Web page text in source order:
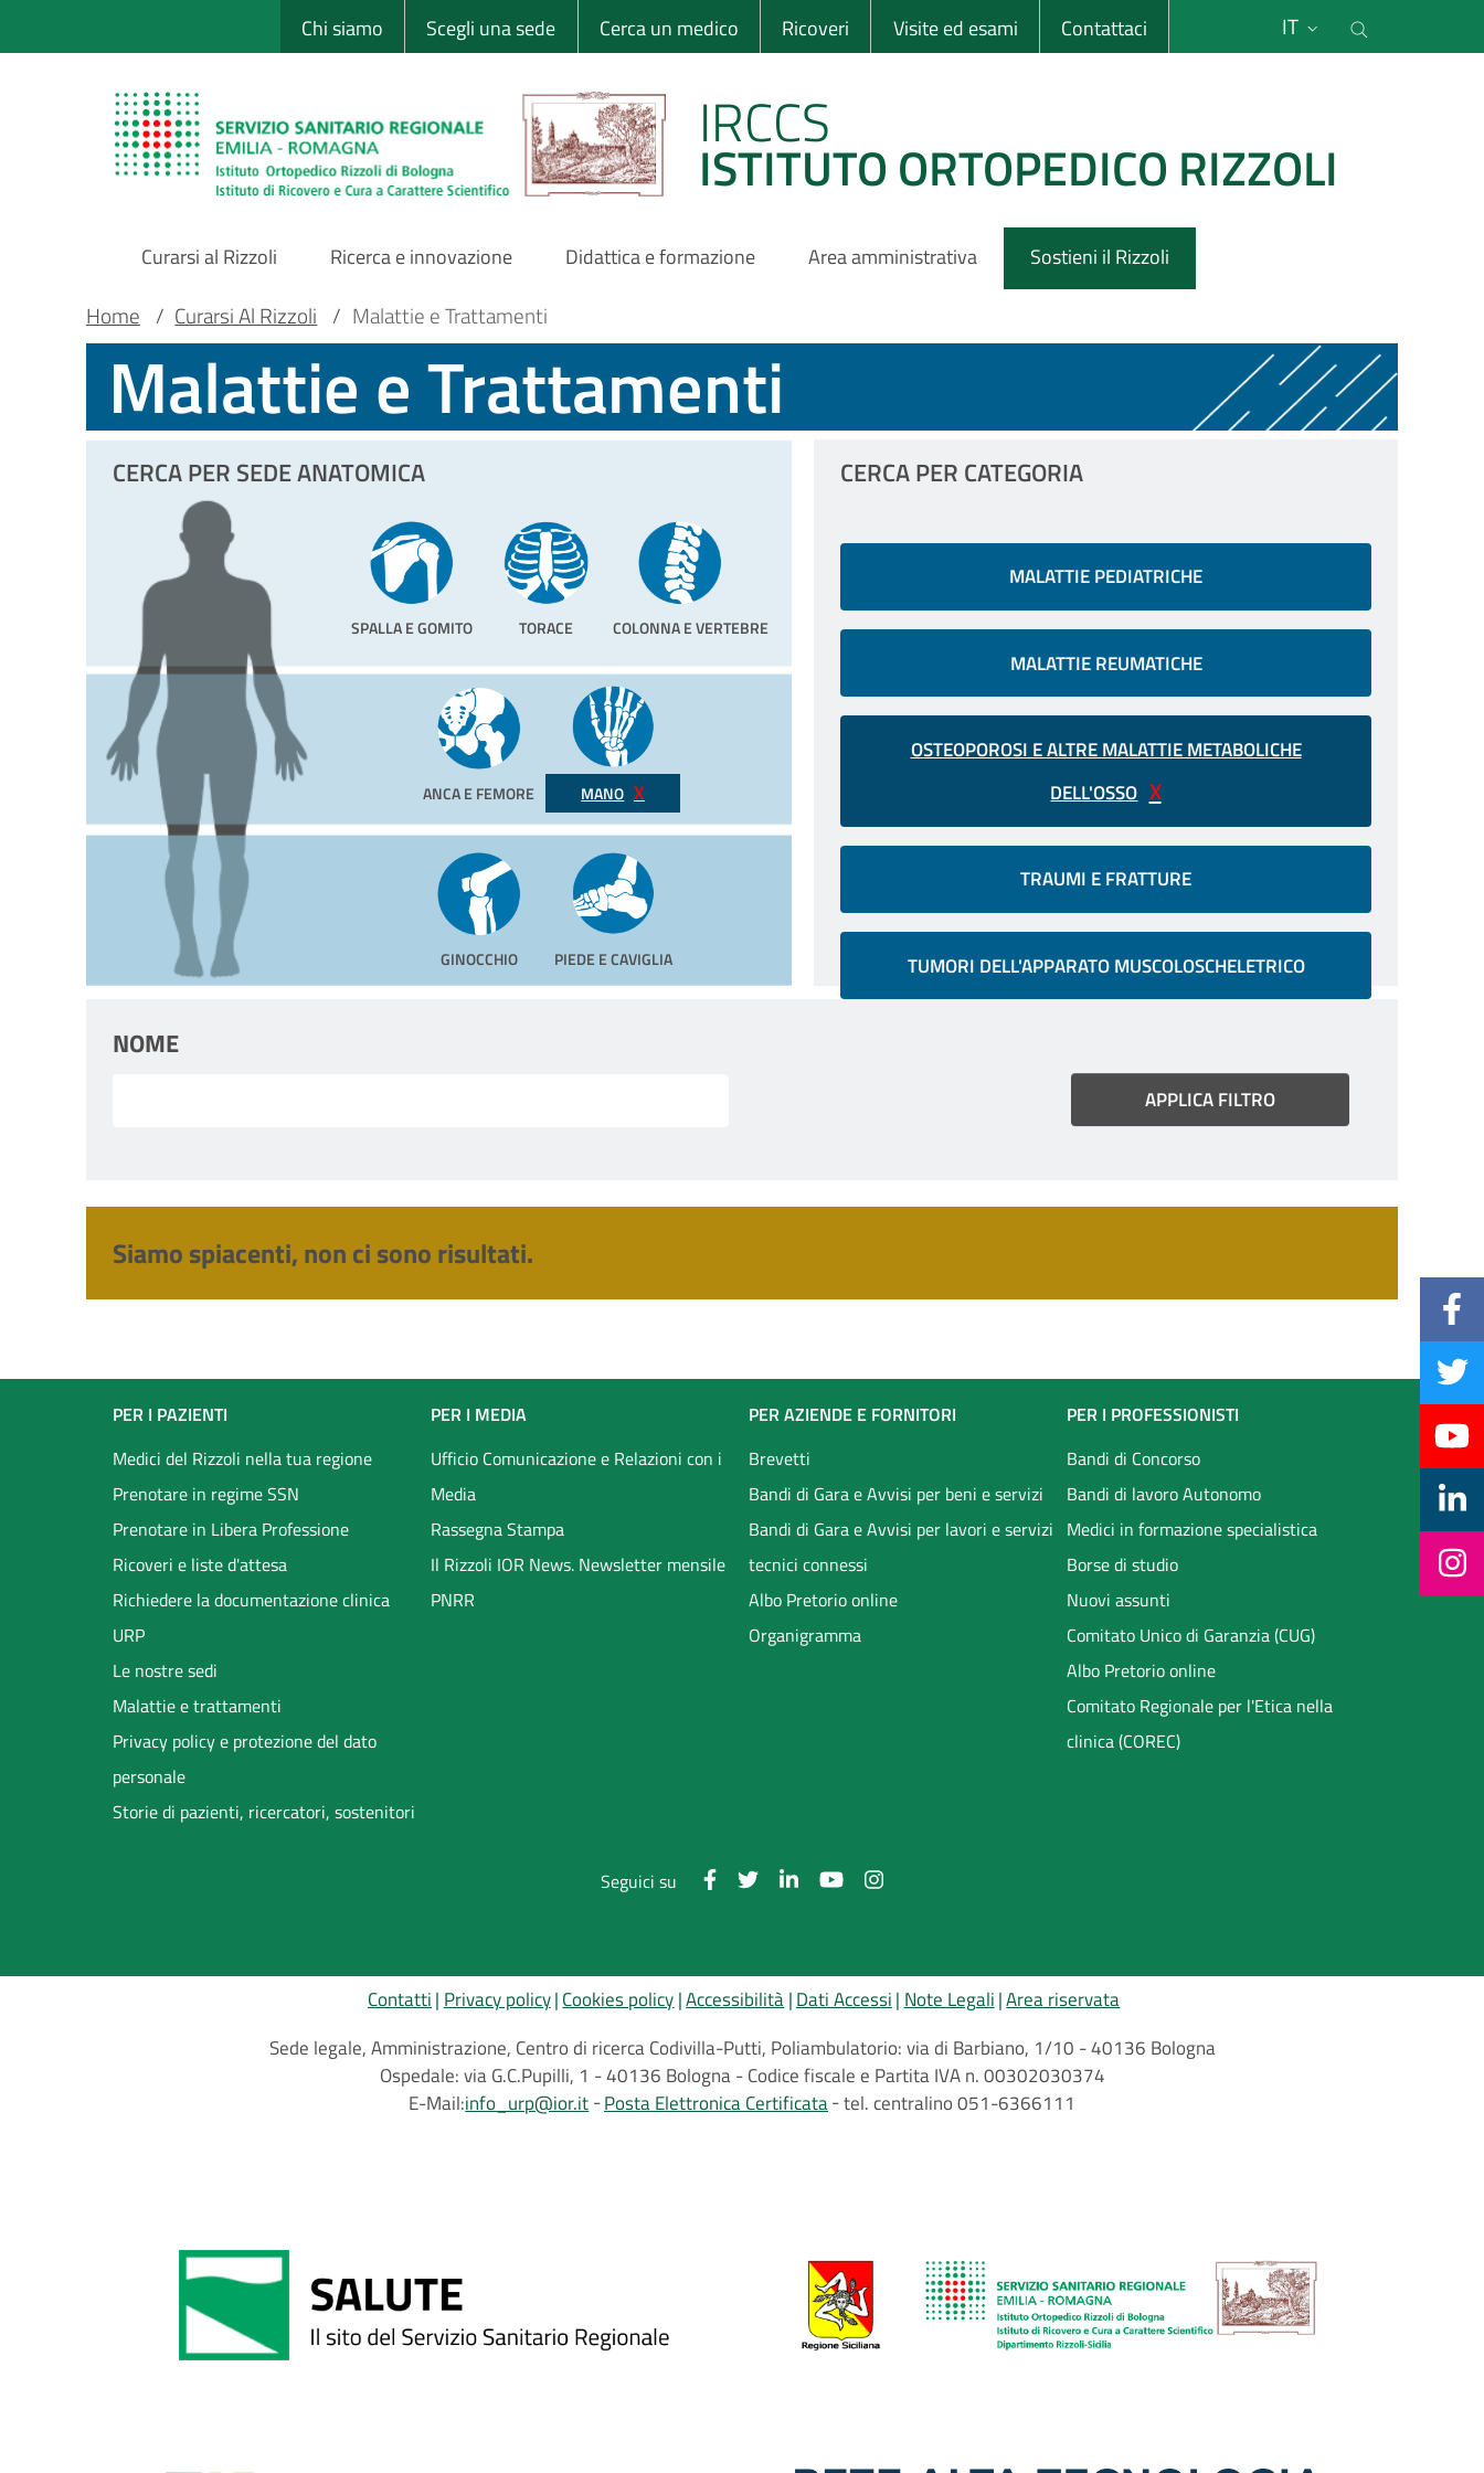
al
Sito Web Istituto Ortopedico Rizzoli
Chi siamo Scegli una sede Cerca un medico Ricoveri Visite ed esami Contattaci IT
IRCCS
ISTITUTO ORTOPEDICO RIZZOLI
Main
Navigation
Curarsi al Rizzoli Ricerca e innovazione Didattica e formazione Area amministrativa Sostieni il Rizzoli
Main container
Briciole
pane
Home / Curarsi Al Rizzoli / Malattie e Trattamenti
Malattie e Trattamenti
CERCA PER SEDE ANATOMICA
SPALLA E GOMITO TORACE COLONNA E VERTEBRE
ANCA E FEMORE MANO
GINOCCHIO PIEDE E CAVIGLIA
CERCA PER CATEGORIA
MALATTIE PEDIATRICHE
MALATTIE REUMATICHE
OSTEOPOROSI E ALTRE MALATTIE METABOLICHE
DELL'OSSO
TRAUMI E FRATTURE
TUMORI DELL'APPARATO MUSCOLOSCHELETRICO
NOME
Siamo spiacenti, non ci sono risultati.
Footer
menu
PER I PAZIENTI
Medici del Rizzoli nella tua regione
Prenotare in regime SSN
Prenotare in Libera Professione
Ricoveri e liste d'attesa
Richiedere la documentazione clinica
URP
Le nostre sedi
Malattie e trattamenti
Privacy policy e protezione del dato
personale
Storie di pazienti, ricercatori, sostenitori
PER I MEDIA
Ufficio Comunicazione e Relazioni con i
Media
Rassegna Stampa
Il Rizzoli IOR News. Newsletter mensile
PNRR
PER AZIENDE E FORNITORI
Brevetti
Bandi di Gara e Avvisi per beni e servizi
Bandi di Gara e Avvisi per lavori e servizi
tecnici connessi
Albo Pretorio online
Organigramma
PER I PROFESSIONISTI
Bandi di Concorso
Bandi di lavoro Autonomo
Medici in formazione specialistica
Borse di studio
Nuovi assunti
Comitato Unico di Garanzia (CUG)
Albo Pretorio online
Comitato Regionale per l'Etica nella
clinica (COREC)
Seguici su
Contatti Privacy policy Cookies policy Accessibilità Dati Accessi Note Legali Area riservata
Sede legale, Amministrazione, Centro di ricerca Codivilla-Putti, Poliambulatorio: via di Barbiano, 1/10 - 40136 Bologna
Ospedale: via G.C.Pupilli, 1 - 40136 Bologna - Codice fiscale e Partita IVA n. 00302030374
E-Mail:info_urp@ior.it Posta Elettronica Certificata tel. centralino 051-6366111